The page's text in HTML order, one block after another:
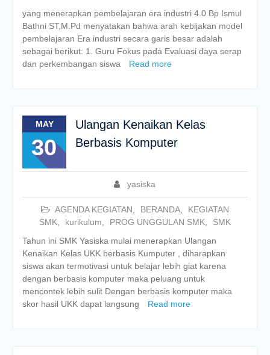
yang menerapkan pembelajaran era industri 4.0 Bp Ismul
Bathni ST,M.Pd menyatakan bahwa arah kebijakan model
pembelajaran Era industri secara garis besar adalah
sebagai berikut: 1. Guru Fokus pada Evaluasi daya serap
dan perkembangan siswa
Read more
MAY
30
Ulangan Kenaikan Kelas
Berbasis Komputer
yasiska
AGENDA KEGIATAN BERANDA,
KEGIATAN
SMK, kurikulum PROG UNGGULAN SMK,
SMK
Tahun ini SMK Yasiska mulai menerapkan Ulangan
Kenaikan Kelas UKK berbasis Kumputer , diharapkan
siswa akan termotivasi untuk belajar lebih giat karena
dengan berbasis komputer maka peluang untuk
mencontek lebih sulit Dengan berbasis komputer maka
skor hasil UKK dapat langsung
Read more